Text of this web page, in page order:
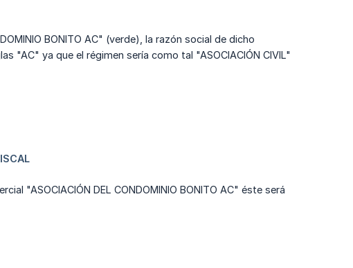
BONITO AC" (verde), la razón social de dicho
"AC" ya que el régimen sería como tal "ASOCIACIÓN CIVIL"
"ASOCIACIÓN DEL CONDOMINIO BONITO AC" éste será